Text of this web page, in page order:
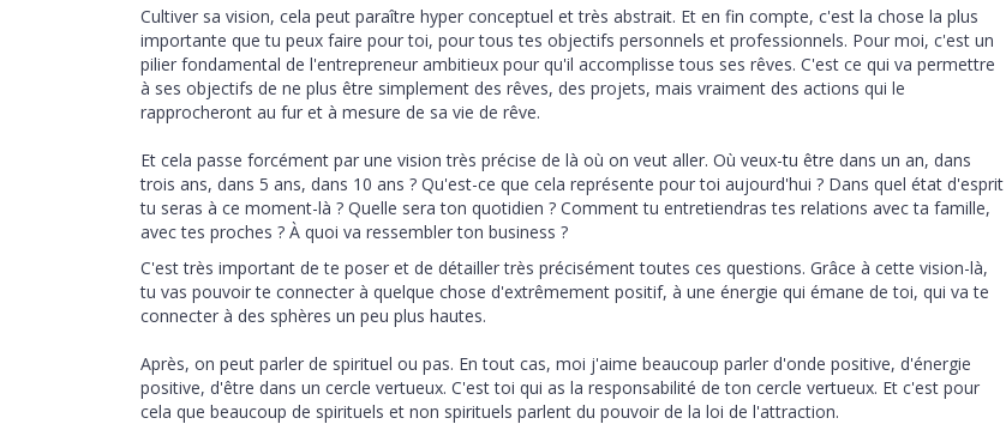
Cultiver sa vision, cela peut paraître hyper conceptuel et très abstrait. Et en fin compte, c'est la chose la plus
importante que tu peux faire pour toi, pour tous tes objectifs personnels et professionnels. Pour moi, c'est un
pilier fondamental de l'entrepreneur ambitieux pour qu'il accomplisse tous ses rêves. C'est ce qui va permettre
à ses objectifs de ne plus être simplement des rêves, des projets, mais vraiment des actions qui le
rapprocheront au fur et à mesure de sa vie de rêve.
Et cela passe forcément par une vision très précise de là où on veut aller. Où veux-tu être dans un an, dans
trois ans, dans 5 ans, dans 10 ans ? Qu'est-ce que cela représente pour toi aujourd'hui ? Dans quel état d'esprit
tu seras à ce moment-là ? Quelle sera ton quotidien ? Comment tu entretiendras tes relations avec ta famille,
avec tes proches ? À quoi va ressembler ton business ?
C'est très important de te poser et de détailler très précisément toutes ces questions. Grâce à cette vision-là,
tu vas pouvoir te connecter à quelque chose d'extrêmement positif, à une énergie qui émane de toi, qui va te
connecter à des sphères un peu plus hautes.
Après, on peut parler de spirituel ou pas. En tout cas, moi j'aime beaucoup parler d'onde positive, d'énergie
positive, d'être dans un cercle vertueux. C'est toi qui as la responsabilité de ton cercle vertueux. Et c'est pour
cela que beaucoup de spirituels et non spirituels parlent du pouvoir de la loi de l'attraction.